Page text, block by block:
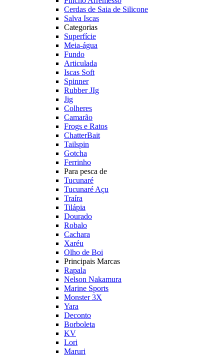
Cerdas de Saia de Silicone
Salva Iscas
Categorias
Superfície
Meia-água
Fundo
Articulada
Iscas Soft
Spinner
Rubber JIg
Jig
Colheres
Camarão
Frogs e Ratos
ChatterBait
Tailspin
Gotcha
Ferrinho
Para pesca de
Tucunaré
Tucunaré Açu
Traíra
Tilápia
Dourado
Robalo
Cachara
Xaréu
Olho de Boi
Principais Marcas
Rapala
Nelson Nakamura
Marine Sports
Monster 3X
Yara
Deconto
Borboleta
KV
Lori
Maruri